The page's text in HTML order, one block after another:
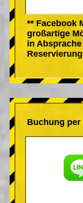
** Facebook
großartige
in
Buchung per